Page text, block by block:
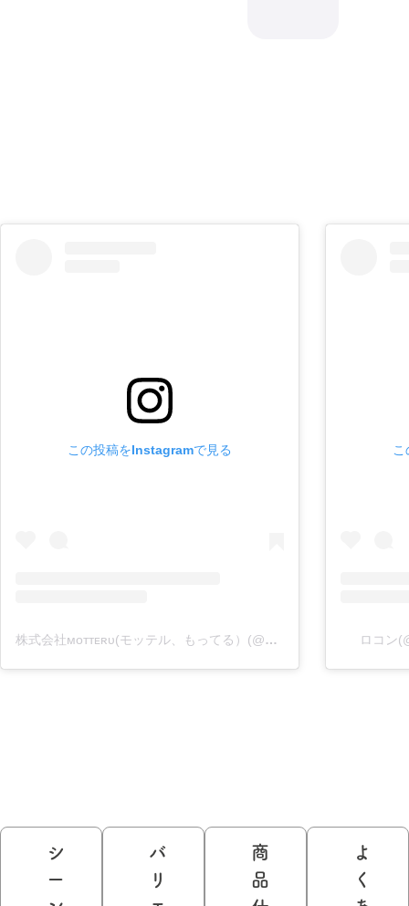
この投稿をInstagramで見る
株式会社ᴍᴏᴛᴛᴇʀᴜ(モッテル、もってる）(@motteru_enjoy)がシェアした投稿 ロコン
シ
ー
バ
リ
商
品
よ
く